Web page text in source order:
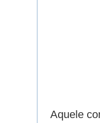
Aquele